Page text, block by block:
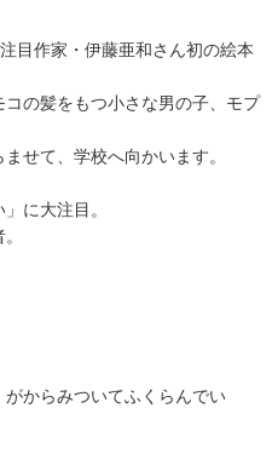
目作家・伊藤亜和さん初の絵本
の髪をもつ小さな男の子、モプ
せて、学校へ向かいます。
に大注目。
からみついてふくらんでい